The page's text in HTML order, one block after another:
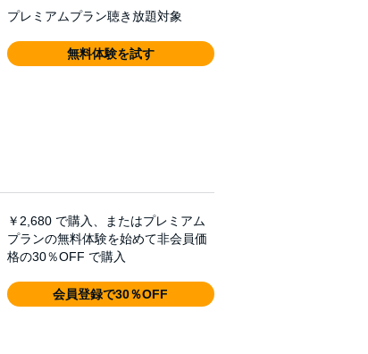
プレミアムプラン聴き放題対象
無料体験を試す
￥2,680 で購入、またはプレミアム
プランの無料体験を始めて非会員価
格の30％OFF で購入
会員登録で30％OFF